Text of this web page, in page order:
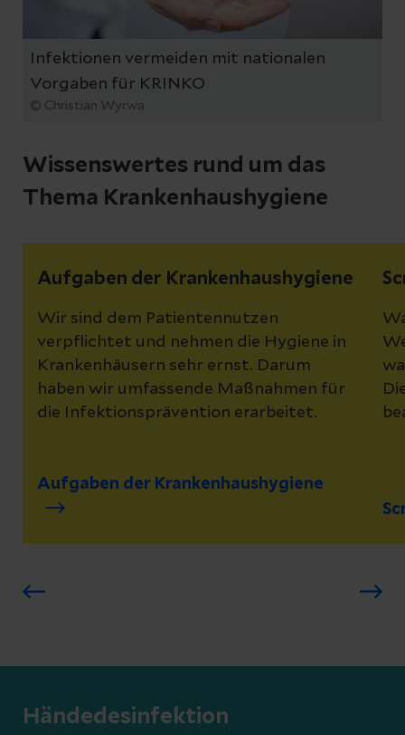
Infektionen vermeiden mit nationalen
Vorgaben für KRINKO
© Christian Wyrwa
Wissenswertes rund um das
Thema Krankenhaushygiene
Aufgaben der Krankenhaushygiene
Wir sind dem Patientennutzen
verpflichtet und nehmen die Hygiene in
Krankenhäusern sehr ernst. Darum
haben wir umfassende Maßnahmen für
die Infektionsprävention erarbeitet.
Aufgaben der Krankenhaushygiene
Händedesinfektion